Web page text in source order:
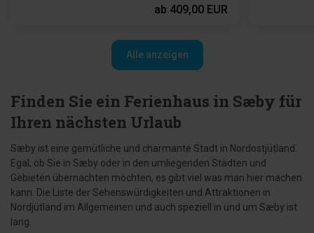
ab 409,00 EUR
Alle anzeigen
Finden Sie ein Ferienhaus in Sæby für
Ihren nächsten Urlaub
Sæby ist eine gemütliche und charmante Stadt in Nordostjütland.
Egal, ob Sie in Sæby oder in den umliegenden Städten und
Gebieten übernachten möchten, es gibt viel was man hier machen
kann. Die Liste der Sehenswürdigkeiten und Attraktionen in
Nordjütland im Allgemeinen und auch speziell in und um Sæby ist
lang.